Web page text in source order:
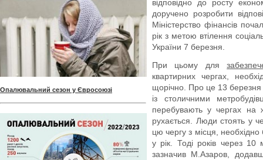
Опалювальний сезон у Євросоюзі
відповідно до росту
доручено розробити
Міністерство фінансів
рік з метою втілення
України 7 березня.
При цьому для
квартирних чергах,
щорічно. Про це 13 березня
із столичними
перебувають у чергах
рухається. Люди стоять у
цю чергу з місця,
у рік. Тоді років через
зазначив М.Азаров,